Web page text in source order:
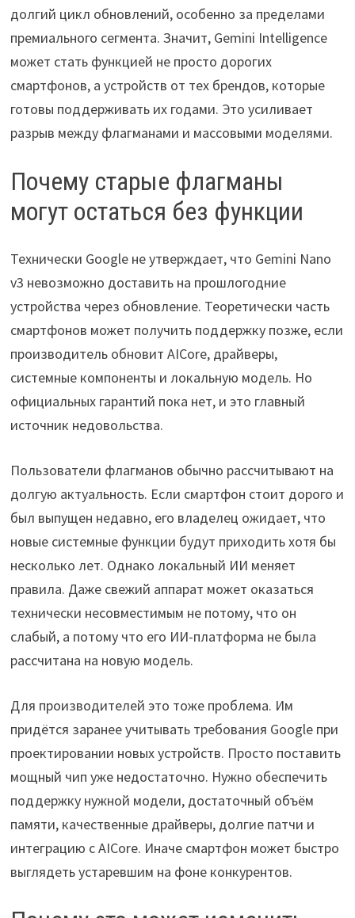
долгий цикл обновлений, особенно за пределами
премиального сегмента. Значит, Gemini Intelligence
может стать функцией не просто дорогих
смартфонов, а устройств от тех брендов, которые
готовы поддерживать их годами. Это усиливает
разрыв между флагманами и массовыми моделями.
Почему старые флагманы
могут остаться без функции
Технически Google не утверждает, что Gemini Nano
v3 невозможно доставить на прошлогодние
устройства через обновление. Теоретически часть
смартфонов может получить поддержку позже, если
производитель обновит AICore, драйверы,
системные компоненты и локальную модель. Но
официальных гарантий пока нет, и это главный
источник недовольства.
Пользователи флагманов обычно рассчитывают на
долгую актуальность. Если смартфон стоит дорого и
был выпущен недавно, его владелец ожидает, что
новые системные функции будут приходить хотя бы
несколько лет. Однако локальный ИИ меняет
правила. Даже свежий аппарат может оказаться
технически несовместимым не потому, что он
слабый, а потому что его ИИ-платформа не была
рассчитана на новую модель.
Для производителей это тоже проблема. Им
придётся заранее учитывать требования Google при
проектировании новых устройств. Просто поставить
мощный чип уже недостаточно. Нужно обеспечить
поддержку нужной модели, достаточный объём
памяти, качественные драйверы, долгие патчи и
интеграцию с AICore. Иначе смартфон может быстро
выглядеть устаревшим на фоне конкурентов.